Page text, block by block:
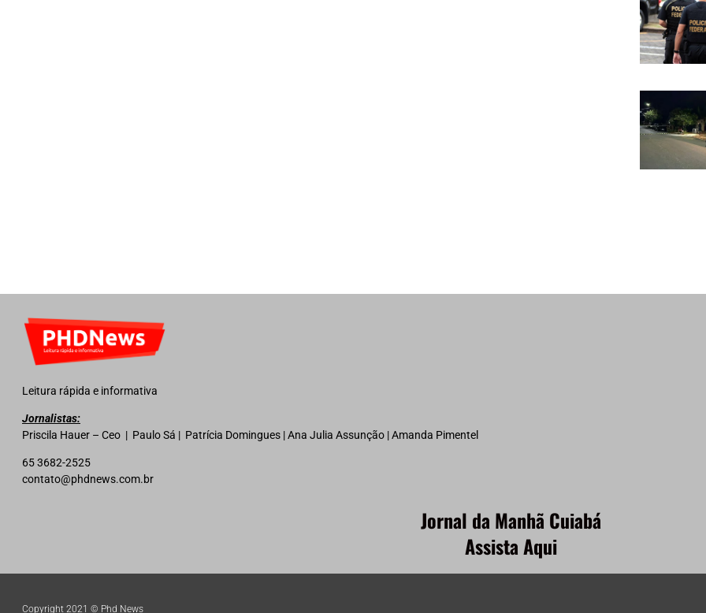
Leitura rápida e informativa
Jornalistas:
Priscila Hauer – Ceo | Paulo Sá | Patrícia Domingues | Ana Julia Assunção | Amanda Pimentel
65 3682-2525
contato@phdnews.com.br
Jornal da Manhã Cuiabá
Assista Aqui
Copyright 2021 © Phd News